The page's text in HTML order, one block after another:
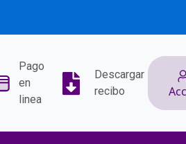
Pago
en
linea
Descargar
recibo